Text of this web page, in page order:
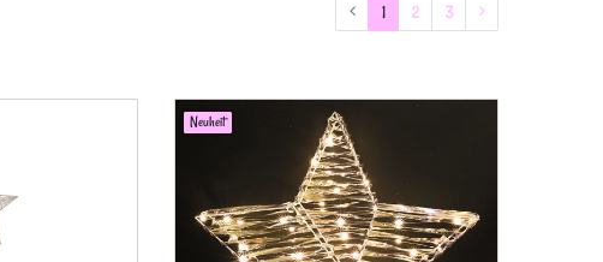
1 2 3
Neuheit